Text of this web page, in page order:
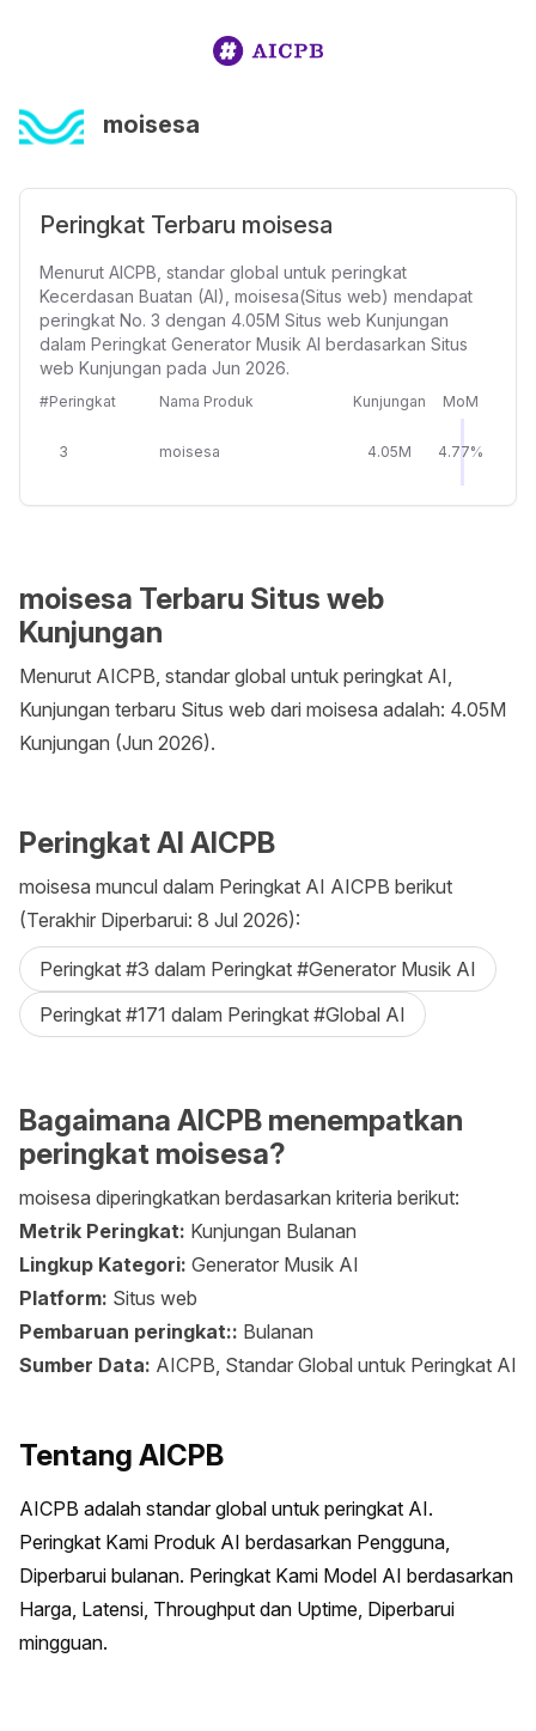
moisesa
Peringkat Terbaru moisesa
Menurut AICPB, standar global untuk peringkat
Kecerdasan Buatan (AI), moisesa(Situs web) mendapat
peringkat No. 3 dengan 4.05M Situs web Kunjungan
dalam Peringkat Generator Musik AI berdasarkan Situs
web Kunjungan pada Jun 2026.
#Peringkat Nama Produk Kunjungan MoM
3 moisesa 4.05M 4.77%
moisesa Terbaru Situs web
Kunjungan
Menurut AICPB, standar global untuk peringkat AI,
Kunjungan terbaru Situs web dari moisesa adalah: 4.05M
Kunjungan (Jun 2026).
Peringkat AI AICPB
moisesa muncul dalam Peringkat AI AICPB berikut
(Terakhir Diperbarui: 8 Jul 2026):
Peringkat #3 dalam Peringkat #Generator Musik AI
Peringkat #171 dalam Peringkat #Global AI
Bagaimana AICPB menempatkan
peringkat moisesa?
moisesa diperingkatkan berdasarkan kriteria berikut:
Metrik Peringkat: Kunjungan Bulanan
Lingkup Kategori: Generator Musik AI
Platform: Situs web
Pembaruan peringkat:: Bulanan
Sumber Data: AICPB, Standar Global untuk Peringkat AI
Tentang AICPB
AICPB adalah standar global untuk peringkat AI.
Peringkat Kami Produk AI berdasarkan Pengguna,
Diperbarui bulanan. Peringkat Kami Model AI berdasarkan
Harga, Latensi, Throughput dan Uptime, Diperbarui
mingguan.